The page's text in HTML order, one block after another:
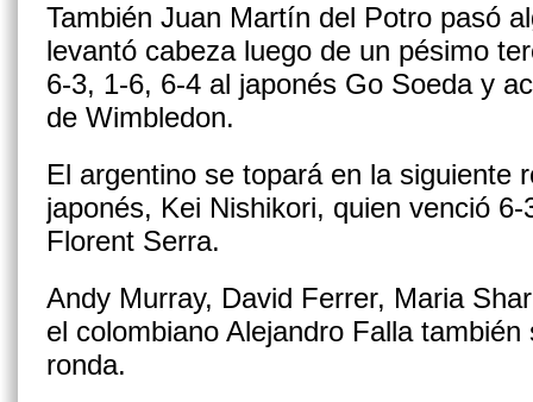
También Juan Martín del Potro pasó
levantó cabeza luego de un pésimo
6-3, 1-6, 6-4 al japonés Go Soeda y
de Wimbledon.
El argentino se topará en la siguiente
japonés, Kei Nishikori, quien venció
Florent Serra.
Andy Murray, David Ferrer, Maria
el colombiano Alejandro Falla
ronda.